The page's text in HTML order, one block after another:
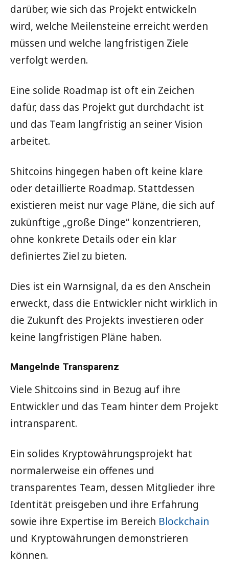
darüber, wie sich das Projekt entwickeln
wird, welche Meilensteine erreicht werden
müssen und welche langfristigen Ziele
verfolgt werden.
Eine solide Roadmap ist oft ein Zeichen
dafür, dass das Projekt gut durchdacht ist
und das Team langfristig an seiner Vision
arbeitet.
Shitcoins hingegen haben oft keine klare
oder detaillierte Roadmap. Stattdessen
existieren meist nur vage Pläne, die sich auf
zukünftige „große Dinge“ konzentrieren,
ohne konkrete Details oder ein klar
definiertes Ziel zu bieten.
Dies ist ein Warnsignal, da es den Anschein
erweckt, dass die Entwickler nicht wirklich in
die Zukunft des Projekts investieren oder
keine langfristigen Pläne haben.
Mangelnde Transparenz
Viele Shitcoins sind in Bezug auf ihre
Entwickler und das Team hinter dem Projekt
intransparent.
Ein solides Kryptowährungsprojekt hat
normalerweise ein offenes und
transparentes Team, dessen Mitglieder ihre
Identität preisgeben und ihre Erfahrung
sowie ihre Expertise im Bereich Blockchain
und Kryptowährungen demonstrieren
können.